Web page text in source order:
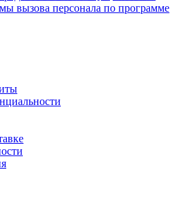
вызова персонала по программе